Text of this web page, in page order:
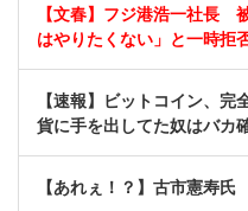
【文春】フジ港浩一社長
はやりたくない」と一時拒
【速報】ビットコイン、
貨に手を出してた奴はバカ
【あれぇ！？】古市憲寿